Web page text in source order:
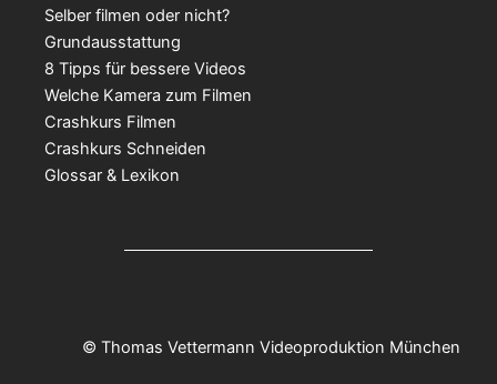
Selber filmen oder nicht?
Grundausstattung
8 Tipps für bessere Videos
Welche Kamera zum Filmen
Crashkurs Filmen
Crashkurs Schneiden
Glossar & Lexikon
© Thomas Vettermann Videoproduktion München